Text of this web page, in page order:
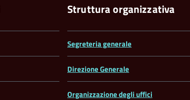
Struttura organizzativa
Segreteria generale
Direzione Generale
Organizzazione degli uffici